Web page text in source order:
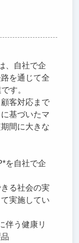
、自社で企
を通じて全
す。
客対応まで
基づいたマ
間に大きな
を自社で企
る社会の実
実施してい
伴う健康リ